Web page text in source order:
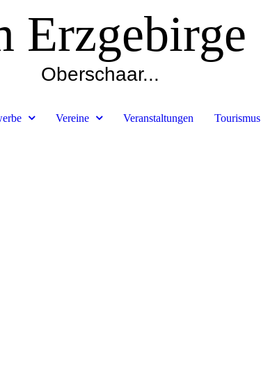
Erzgebirge
Oberschaar...
Vereine Veranstaltungen Tourismus